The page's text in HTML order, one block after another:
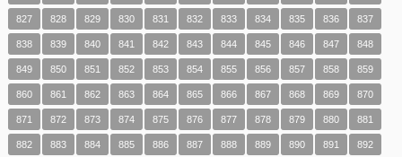
827 828 829 830 831 832 833 834 835 836 837
838 839 840 841 842 843 844 845 846 847 848
849 850 851 852 853 854 855 856 857 858 859
860 861 862 863 864 865 866 867 868 869 870
871 872 873 874 875 876 877 878 879 880 881
882 883 884 885 886 887 888 889 890 891 892